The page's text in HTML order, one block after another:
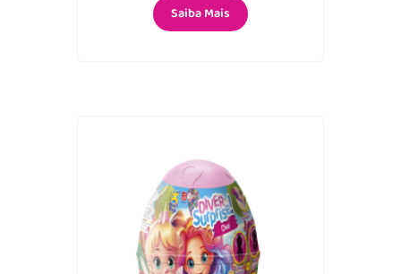
Saiba Mais